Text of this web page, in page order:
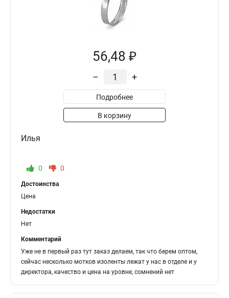
56,48 ₽
– +
Подробнее
В корзину
Илья
0 0
Достоинства
Цена
Недостатки
Нет
Комментарий
Уже не в первый раз тут заказ делаем, так что берем оптом,
сейчас несколько мотков изоленты лежат у нас в отделе и у
директора, качество и цена на уровне, сомнений нет